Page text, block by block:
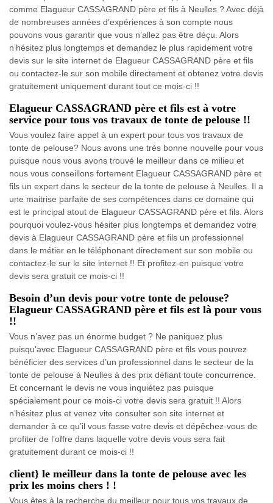
comme Elagueur CASSAGRAND père et fils à Neulles ? Avec déjà
de nombreuses années d’expériences à son compte nous
pouvons vous garantir que vous n’allez pas être déçu. Alors
n’hésitez plus longtemps et demandez le plus rapidement votre
devis sur le site internet de Elagueur CASSAGRAND père et fils
ou contactez-le sur son mobile directement et obtenez votre devis
gratuitement uniquement durant tout ce mois-ci !!
Elagueur CASSAGRAND père et fils est à votre
service pour tous vos travaux de tonte de pelouse !!
Vous voulez faire appel à un expert pour tous vos travaux de
tonte de pelouse? Nous avons une très bonne nouvelle pour vous
puisque nous vous avons trouvé le meilleur dans ce milieu et
nous vous conseillons fortement Elagueur CASSAGRAND père et
fils un expert dans le secteur de la tonte de pelouse à Neulles. Il a
une maitrise parfaite de ses compétences dans ce domaine qui
est le principal atout de Elagueur CASSAGRAND père et fils. Alors
pourquoi voulez-vous hésiter plus longtemps et demandez votre
devis à Elagueur CASSAGRAND père et fils un professionnel
dans le métier en le téléphonant directement sur son mobile ou
contactez-le sur le site internet !! Et profitez-en puisque votre
devis sera gratuit ce mois-ci !!
Besoin d’un devis pour votre tonte de pelouse?
Elagueur CASSAGRAND père et fils est là pour vous
!!
Vous n’avez pas un énorme budget ? Ne paniquez plus
puisqu’avec Elagueur CASSAGRAND père et fils vous pouvez
bénéficier des services d’un professionnel dans le secteur de la
tonte de pelouse à Neulles à des prix défiant toute concurrence.
Et concernant le devis ne vous inquiétez pas puisque
spécialement pour ce mois-ci votre devis sera gratuit !! Alors
n’hésitez plus et venez vite consulter son site internet et
demander à ce qu’il vous fasse votre devis et dépêchez-vous de
profiter de l’offre dans laquelle votre devis vous sera fait
gratuitement durant ce mois-ci !!
client} le meilleur dans la tonte de pelouse avec les
prix les moins chers ! !
Vous êtes à la recherche du meilleur pour tous vos travaux de